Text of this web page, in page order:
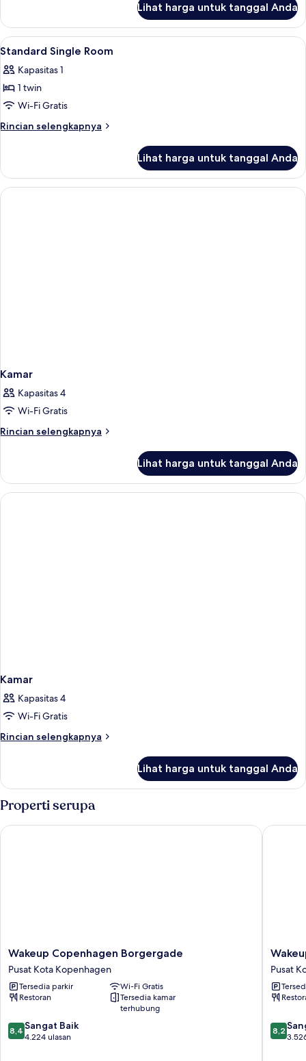
Kamar
Double
Ekonomi
Lihat harga untuk tanggal Anda
Lihat
semua
foto
untuk
Standard
Single
Brankas, meja kerja, setrika/meja
7
Standard Single Room
Kapasitas 1
1 twin
Wi-Fi Gratis
Rincian selengkapnya
Rincian
Standard
Single
Room
Lihat harga untuk tanggal Anda
Kamar
Kapasitas 4
Wi-Fi Gratis
Rincian selengkapnya
Rincian
Kamar
Lihat harga untuk tanggal Anda
Kamar
Kapasitas 4
Wi-Fi Gratis
Rincian selengkapnya
Rincian
Kamar
Lihat harga untuk tanggal Anda
Properti serupa
Wakeup
Copenhagen
Borgergade
Pusat
Kota
Wakeup Copenhagen Borgergade
Pusat Kota Kopenhagen
Tersedia parkir
Wi-Fi Gratis
Restoran
Tersedia kamar
terhubung
8.4
dari
8,4 Sangat Baik
4.224 ulasan
Wakeup Copenhagen Borgergade
Wakeup
Pusat
Kota
Pusat
8.2
dari
8,2